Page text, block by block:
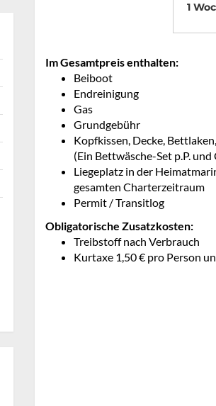
1
Im Gesamtpreis enthalten:
Beiboot
Endreinigung
Gas
Grundgebühr
Kopfkissen, Decke,
(Ein Bettwäsche-Set p.P.
Liegeplatz in der
gesamten Charterzeitraum
Permit / Transitlog
Obligatorische Zusatzkosten:
Treibstoff nach Verbrauch
Kurtaxe 1,50 € pro Person